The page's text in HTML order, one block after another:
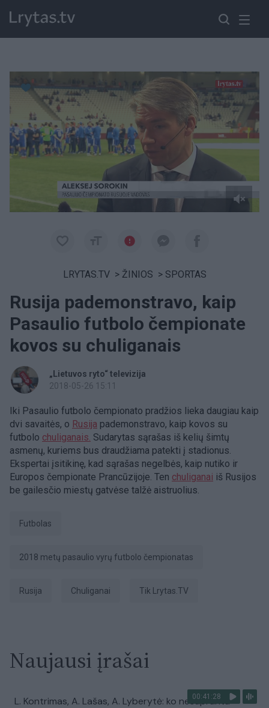
Paremkite Ukrainą
LRYTAS.TV > ŽINIOS > SPORTAS
Rusija pademonstravo, kaip
Pasaulio futbolo čempionate
kovos su chuliganais
„Lietuvos ryto“ televizija
2018-05-26 15:11
Iki Pasaulio futbolo čempionato pradžios lieka daugiau kaip
dvi savaitės, o Rusija pademonstravo, kaip kovos su
futbolo chuliganais. Sudarytas sąrašas iš kelių šimtų
asmenų, kuriems bus draudžiama patekti į stadionus.
Ekspertai įsitikinę, kad sąrašas negelbės, kaip nutiko ir
Europos čempionate Prancūzijoje. Ten chuliganai iš Rusijos
be gailesčio miestų gatvėse talžė aistruolius.
Futbolas
2018 metų pasaulio vyrų futbolo čempionatas
Rusija chuliganai tik Lrytas.TV
Naujausi įrašai
00:41:28
L. Kontrimas, A. Lašas, A. Lyberytė: ko nesupranta